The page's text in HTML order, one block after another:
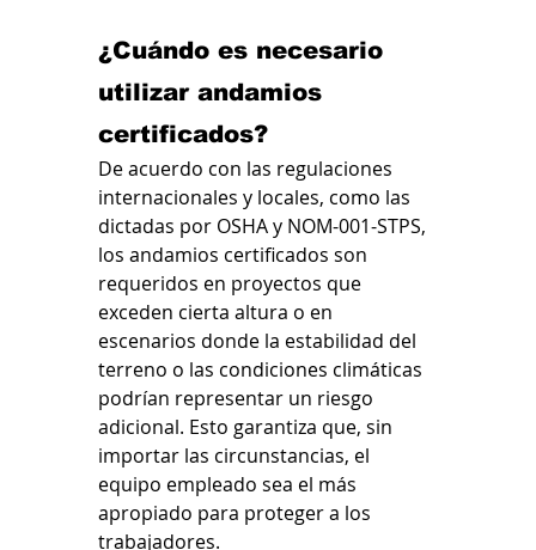
¿Cuándo es necesario
utilizar andamios
certificados?
De acuerdo con las regulaciones
internacionales y locales, como las
dictadas por OSHA y NOM-001-STPS,
los andamios certificados son
requeridos en proyectos que
exceden cierta altura o en
escenarios donde la estabilidad del
terreno o las condiciones climáticas
podrían representar un riesgo
adicional. Esto garantiza que, sin
importar las circunstancias, el
equipo empleado sea el más
apropiado para proteger a los
trabajadores.